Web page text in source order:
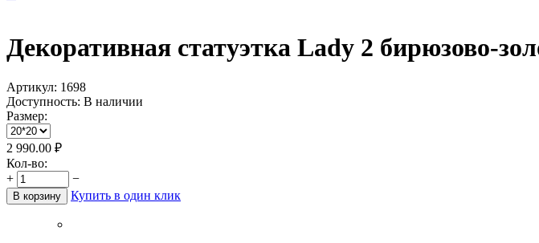
Декоративная статуэтка Lady 2 бирюзово-
Артикул: 1698
Доступность: В наличии
Размер:
2 990.00 ₽
Кол-во:
+
−
В корзину Купить в один клик